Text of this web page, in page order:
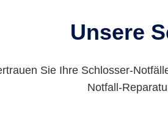
Unsere
Sie Ihre Schlosser-
Notfall-